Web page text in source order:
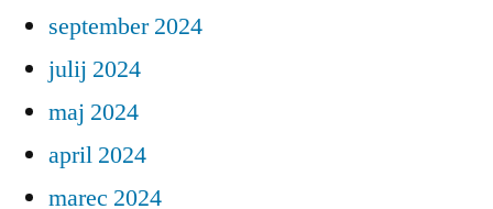
september 2024
julij 2024
maj 2024
april 2024
marec 2024